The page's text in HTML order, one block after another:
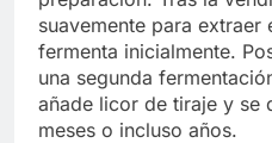
suavemente para extraer
fermenta inicialmente.
una segunda
añade licor de tiraje y se
meses o incluso años.